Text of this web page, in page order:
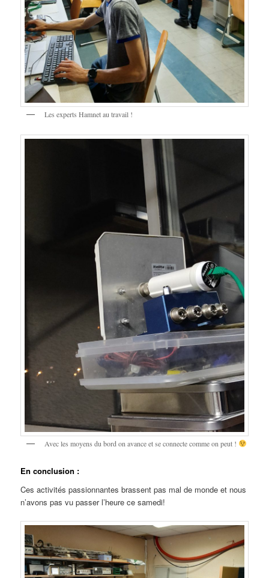
Les experts Hamnet au travail !
Avec les moyens du bord on avance et se connecte comme on peut !
En conclusion :
Ces activités passionnantes brassent pas mal de monde et nous
n’avons pas vu passer l’heure ce samedi!